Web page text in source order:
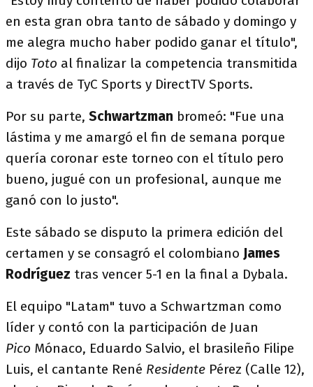
en esta gran obra tanto de sábado y domingo y
me alegra mucho haber podido ganar el título",
dijo Toto al finalizar la competencia transmitida
a través de TyC Sports y DirectTV Sports.
Por su parte, Schwartzman bromeó: "Fue una
lástima y me amargó el fin de semana porque
quería coronar este torneo con el título pero
bueno, jugué con un profesional, aunque me
ganó con lo justo".
Este sábado se disputo la primera edición del
certamen y se consagró el colombiano James
Rodríguez tras vencer 5-1 en la final a Dybala.
El equipo "Latam" tuvo a Schwartzman como
líder y contó con la participación de Juan
Pico Mónaco, Eduardo Salvio, el brasileño Filipe
Luis, el cantante René Residente Pérez (Calle 12),